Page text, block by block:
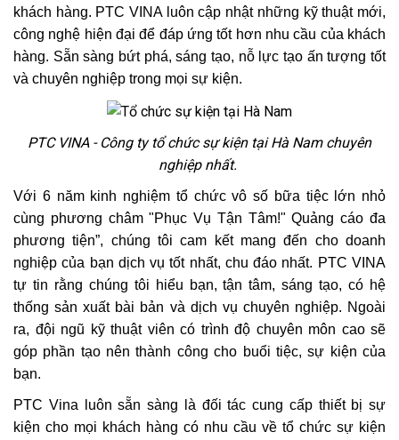
khách hàng. PTC VINA luôn cập nhật những kỹ thuật mới,
công nghệ hiện đại để đáp ứng tốt hơn nhu cầu của khách
hàng. Sẵn sàng bứt phá, sáng tạo, nỗ lực tạo ấn tượng tốt
và chuyên nghiệp trong mọi sự kiện.
PTC VINA - Công ty tổ chức sự kiện tại Hà Nam chuyên
nghiệp nhất.
Với 6 năm kinh nghiệm tổ chức vô số bữa tiệc lớn nhỏ
cùng phương châm "Phục Vụ Tận Tâm!" Quảng cáo đa
phương tiện”, chúng tôi cam kết mang đến cho doanh
nghiệp của bạn dịch vụ tốt nhất, chu đáo nhất. PTC VINA
tự tin rằng chúng tôi hiểu bạn, tận tâm, sáng tạo, có hệ
thống sản xuất bài bản và dịch vụ chuyên nghiệp. Ngoài
ra, đội ngũ kỹ thuật viên có trình độ chuyên môn cao sẽ
góp phần tạo nên thành công cho buổi tiệc, sự kiện của
bạn.
PTC Vina luôn sẵn sàng là đối tác cung cấp thiết bị sự
kiện cho mọi khách hàng có nhu cầu về tổ chức sự kiện